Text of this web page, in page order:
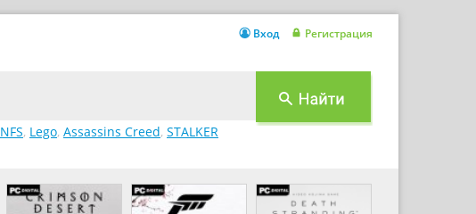
NFS, Lego, Assassins Creed, STALKER
Вход Регистрация